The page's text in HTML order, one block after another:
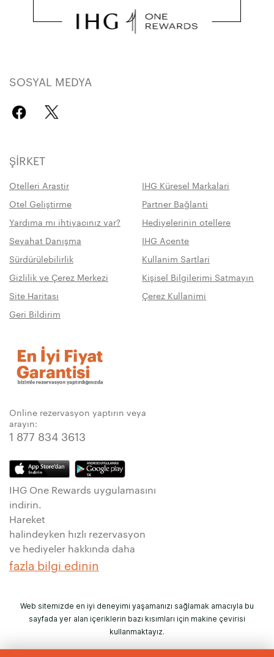
SOSYAL MEDYA
ŞIRKET
Otelleri Arastir
IHG Küresel Markalari
Otel Geliştirme
Partner Bağlanti
Yardıma mı ihtiyacınız var?
Hediyelerinin otellere
Seyahat Danışma
IHG Acente
Sürdürülebilirlik
Kullanim Sartlari
Gizlilik ve Çerez Merkezi
Kişisel Bilgilerimi Satmayın
Site Haritası
Çerez Kullanimi
Geri Bildirim
Online rezervasyon yaptırın veya
arayın:
1 877 834 3613
IHG One Rewards uygulamasını
indirin.
Hareket
halindeyken hızlı rezervasyon
ve hediyeler hakkında daha
fazla bilgi edinin
Web sitemizde en iyi deneyimi yaşamanızı sağlamak amacıyla bu
sayfada yer alan içeriklerin bazı kısımları için makine çevirisi
kullanmaktayız.